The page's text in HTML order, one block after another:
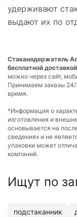
удерживают
выдают их по
Стаканодержатель
бесплатной
можно через сайт,
Принимаем заказы 24/
время.
*Информация о
изготовления и
основывается на
сведениях и не
упаковки может
компаний.
Ищут по
подстаканник